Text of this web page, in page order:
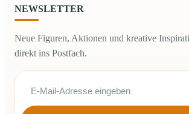
NEWSLETTER
Neue Figuren, Aktionen und kreative
direkt ins Postfach.